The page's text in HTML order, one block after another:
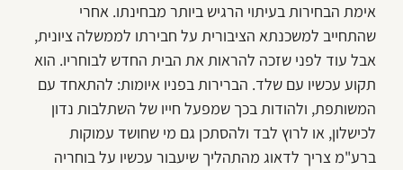
אימת הבחירות בעיתוי הרגיש ביותר מבחינתו. אחרי
שהתחייב למשכנתא הציבורית על חבירתו לממשלה ציונית,
אבל עוד לפני שזכה להראות את הבית החדש לבוחריו. הוא
תקוע עכשיו עם שלד. הברירות בפניו איומות: להתאחד עם
המשותפת, ולהודות בכך שמפעל חייו של השתלבות נדון
לכישלון, או לרוץ לבד ולהסתכן גם מי שחושד עמוקות
ברע"מ צריך לדאוג מהתהליך שיעבור עכשיו על בוחריה